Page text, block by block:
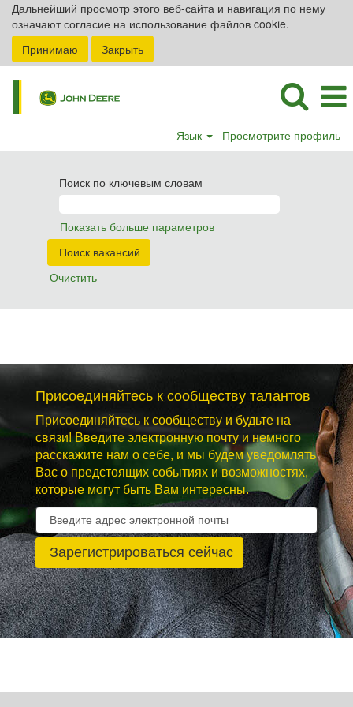
Дальнейший просмотр этого веб-сайта и навигация по нему
означают согласие на использование файлов cookie.
Принимаю
Закрыть
Язык Просмотрите профиль
Поиск по ключевым словам
Показать больше параметров
Очистить
Присоединяйтесь к сообществу талантов
Присоединяйтесь к сообществу и будьте на
связи! Введите электронную почту и немного
расскажите нам о себе, и мы будем уведомлять
Вас о предстоящих событиях и возможностях,
которые могут быть Вам интересны.